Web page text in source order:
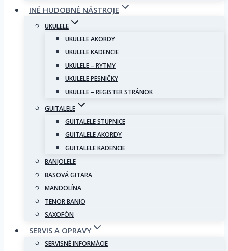
INÉ HUDOBNÉ NÁSTROJE
UKULELE
UKULELE AKORDY
UKULELE KADENCIE
UKULELE – RYTMY
UKULELE PESNIČKY
UKULELE – REGISTER STRÁNOK
GUITALELE
GUITALELE STUPNICE
GUITALELE AKORDY
GUITALELE KADENCIE
BANJOLELE
BASOVÁ GITARA
MANDOLÍNA
TENOR BANJO
SAXOFÓN
SERVIS A OPRAVY
SERVISNÉ INFORMÁCIE